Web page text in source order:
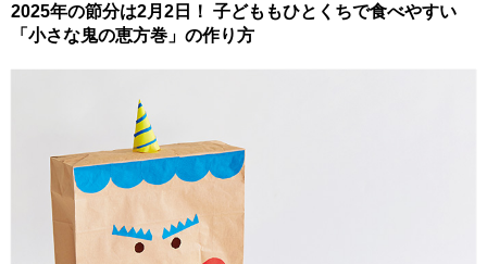
2025年の節分は2月2日！ 子どももひとくちで食べやすい
「小さな鬼の恵方巻」の作り方